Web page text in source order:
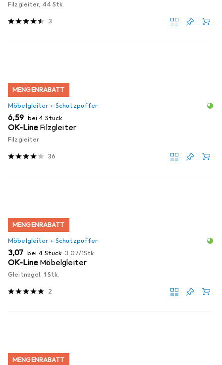
Filzgleiter, 44 Stk.
3
MENGENRABATT
Möbelgleiter + Schutzpuffer
EUR
6,59 bei 4 Stück
OK-Line Filzgleiter
Filzgleiter
36
MENGENRABATT
Möbelgleiter + Schutzpuffer
EUR
3,07 bei 4 Stück EUR
3,07/1Stk.
OK-Line Möbelgleiter
Gleitnagel, 1 Stk.
2
MENGENRABATT